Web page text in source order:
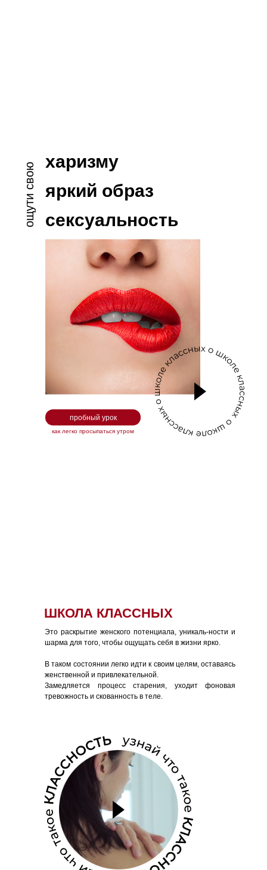
пробный урок
харизму
яркий образ
сексуальность
ощути свою
как легко просыпаться утром
ШКОЛА КЛАССНЫХ
Это раскрытие женского потенциала, уникаль-ности и
шарма для того, чтобы ощущать себя в жизни ярко.
В таком состоянии легко идти к своим целям, оставаясь
женственной и привлекательной.
Замедляется процесс старения, уходит фоновая
тревожность и скованность в теле.